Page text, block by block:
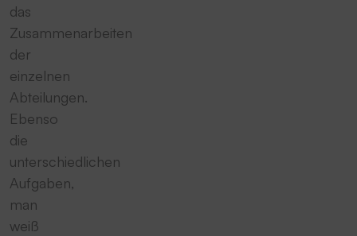
das
Zusammenarbeiten
der
einzelnen
Abteilungen.
Ebenso
die
unterschiedlichen
Aufgaben,
man
weiß